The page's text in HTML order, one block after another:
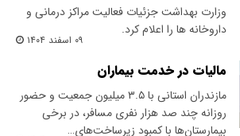
وزارت بهداشت جزئیات فعالیت مراکز درمانی و
داروخانه ها را اعلام کرد.
۰۹ اسفند ۱۴۰۴
مالیات در خدمت بیماران
مازندران استانی با ۳.۵ میلیون جمعیت و حضور
روزانه چند ‌صد هزار نفری مسافر، در برخی
بیمارستان‌ها با کمبود زیرساخت‌های…